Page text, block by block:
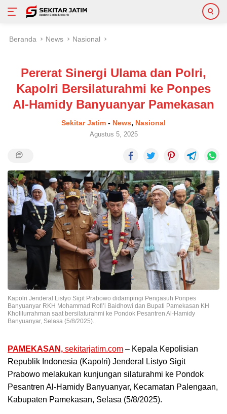
Beranda News Nasional
Pererat Sinergi Ulama dan Polri,
Kapolri Bersilaturahmi ke Ponpes
Al-Hamidy Banyuanyar Pamekasan
Sekitar Jatim - News, Nasional
Agustus 5, 2025
Kapolri Jenderal Listyo Sigit Prabowo didampingi Pengasuh Ponpes
Banyuanyar RKH Mohammad Rofi’i Baidhowi dan Bupati Pamekasan KH
Kholilurrahman saat bersilaturahmi ke Pondok Pesantren Al-Hamidy
Banyuanyar, Selasa (5/8/2025).
PAMEKASAN, sekitarjatim.com – Kepala Kepolisian
Republik Indonesia (Kapolri) Jenderal Listyo Sigit
Prabowo melakukan kunjungan silaturahmi ke Pondok
Pesantren Al-Hamidy Banyuanyar, Kecamatan Palengaan,
Kabupaten Pamekasan, Selasa (5/8/2025).